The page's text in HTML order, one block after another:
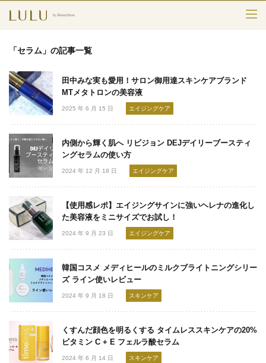
スキンケア
メークアップ
エイジングケア
フレグランス
ボディ＆ヘア
ライフスタイル
検索
「セラム」の記事一覧
田中みな実も愛用！サロン御用達スキンケアブランド
MTメタトロンの美容液
2025 年 6 月 15 日 エイジングケア
内側から輝く肌へ リビジョン DEJデイリーブースティ
ングセラムの使い方
2024 年 12 月 18 日 エイジングケア
【使用感レポ】エイジングサインに強いヘレナの進化し
た美容液をミニサイズでお試し！
2024 年 9 月 23 日 エイジングケア
韓国コスメ メディヒールのミルクブライトニングシリー
ズ ライン使いレビュー
2024 年 9 月 18 日 スキンケア
くすんだ顔色を明るくする タイムレススキンケアの20%
ビタミン C + E フェルラ酸セラム
2024 年 6 月 14 日 スキンケア